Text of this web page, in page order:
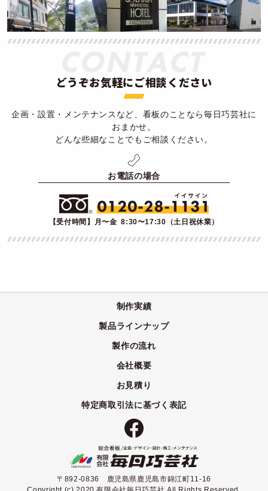
どうぞお気軽にご相談ください
企画・設置・メンテナンスなど、看板のことなら毎日巧芸社に
おまかせ。
どんな些細なことでもご相談ください。
お電話の場合
【受付時間】月〜金 8:30〜17:30（土日祝休業）
〒892-0836 鹿児島県鹿児島市錦江町11-16
制作実績
製品ラインナップ
製作の流れ
会社概要
お見積り
特定商取引法に基づく表記